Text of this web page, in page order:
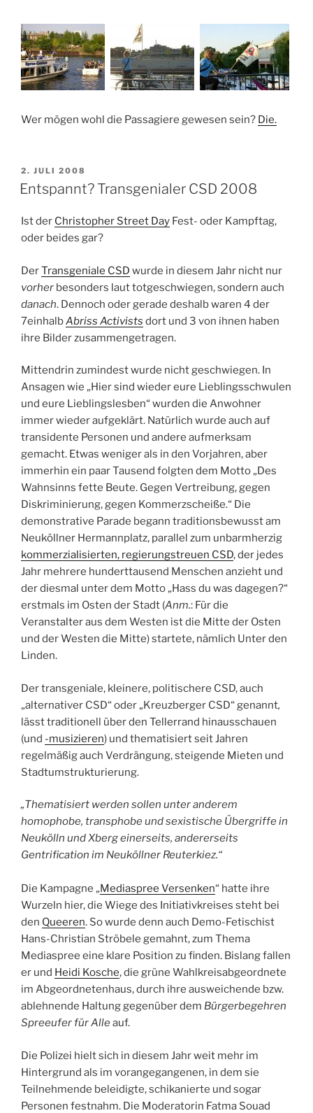
Wer mögen wohl die Passagiere gewesen sein? Die.
VERÖFFENTLICHT
AM
2. JULI 2008
Entspannt? Transgenialer CSD 2008
Ist der Christopher Street Day Fest- oder Kampftag,
oder beides gar?
DerTransgeniale CSD wurde in diesem Jahr nicht nur
vorher besonders laut totgeschwiegen, sondern auch
danach. Dennoch oder gerade deshalb waren 4 der
7einhalbAbriss Activists dort und 3 von ihnen haben
ihre Bilder zusammengetragen.
Mittendrin zumindest wurde nicht geschwiegen. In
Ansagen wie „Hier sind wieder eure Lieblingsschwulen
und eure Lieblingslesben“ wurden die Anwohner
immer wieder aufgeklärt. Natürlich wurde auch auf
transidente Personen und andere aufmerksam
gemacht. Etwas weniger als in den Vorjahren, aber
immerhin ein paar Tausend folgten dem Motto „Des
Wahnsinns fette Beute. Gegen Vertreibung, gegen
Diskriminierung, gegen Kommerzscheiße.“ Die
demonstrative Parade begann traditionsbewusst am
Neuköllner Hermannplatz, parallel zum unbarmherzig
kommerzialisierten, regierungstreuen CSD, der jedes
Jahr mehrere hunderttausend Menschen anzieht und
der diesmal unter dem Motto „Hass du was dagegen?“
erstmals im Osten der Stadt (Anm.: Für die
Veranstalter aus dem Westen ist die Mitte der Osten
und der Westen die Mitte) startete, nämlich Unter den
Linden.
Der transgeniale, kleinere, politischere CSD, auch
„alternativer CSD“ oder „Kreuzberger CSD“ genannt,
lässt traditionell über den Tellerrand hinausschauen
(und -musizieren) und thematisiert seit Jahren
regelmäßig auch Verdrängung, steigende Mieten und
Stadtumstrukturierung.
„Thematisiert werden sollen unter anderem
homophobe, transphobe und sexistische Übergriffe in
Neukölln und Xberg einerseits, andererseits
Gentrification im Neuköllner Reuterkiez.“
Die Kampagne „Mediaspree Versenken“ hatte ihre
Wurzeln hier, die Wiege des Initiativkreises steht bei
den Queeren. So wurde denn auch Demo-Fetischist
Hans-Christian Ströbele gemahnt, zum Thema
Mediaspree eine klare Position zu finden. Bislang fallen
er und Heidi Kosche, die grüne Wahlkreisabgeordnete
im Abgeordnetenhaus, durch ihre ausweichende bzw.
ablehnende Haltung gegenüber dem Bürgerbegehren
Spreeufer für Alleauf.
Die Polizei hielt sich in diesem Jahr weit mehr im
Hintergrund als im vorangegangenen, in dem sie
Teilnehmende beleidigte, schikanierte und sogar
Personen festnahm. Die Moderatorin Fatma Souad